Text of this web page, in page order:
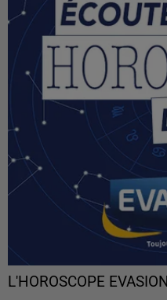
L'HOROSCOPE EVASION